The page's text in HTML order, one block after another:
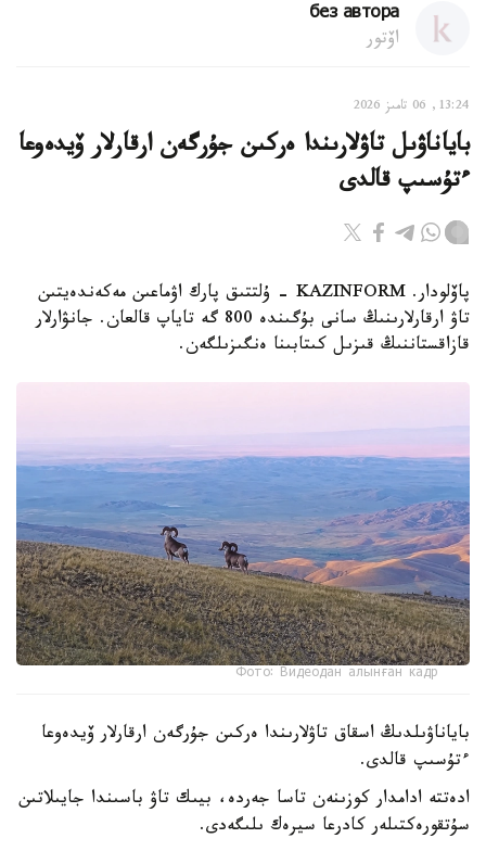
без автора
اۆتور
13:24, 06 تامىز 2026
باياناۋىل تاۋلارىندا ەركىن جۇرگەن ارقارلار ۆيدەوعا
ءتۇسىپ قالدى
پاۆلودار. KAZINFORM - ۇلتتىق پارك اۋماعىن مەكەندەيتىن
تاۋ ارقارلارىنىڭ سانى بۇگىندە 800 گە تاياپ قالعان. جانۋارلار
قازاقستاننىڭ قىزىل كىتابىنا ەنگىزىلگەن.
Фото: Видеодан алынған кадр
باياناۋىلدىڭ اسقاق تاۋلارىندا ەركىن جۇرگەن ارقارلار ۆيدەوعا
ءتۇسىپ قالدى.
ادەتتە ادامدار كوزىنەن تاسا جەردە، بيىك تاۋ باسىندا جايىلاتىن
سۇتقورەكتىلەر كادرعا سيرەك ىلىگەدى.